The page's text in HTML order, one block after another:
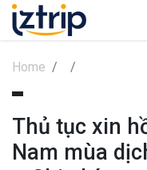
Home
Thủ tục xin
Nam mùa